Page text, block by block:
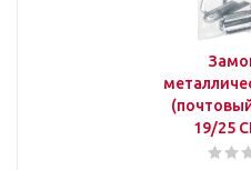
19/25